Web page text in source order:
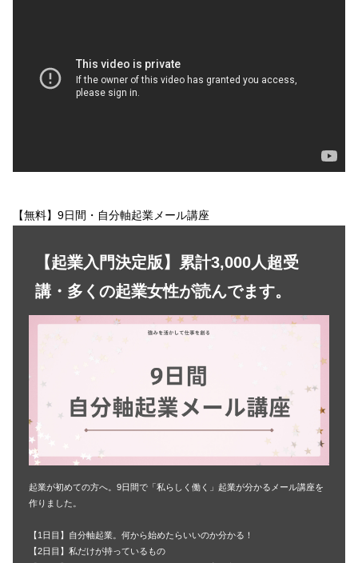
【無料】9日間・自分軸起業メール講座
【起業入門決定版】累計3,000人超受
講・多くの起業女性が読んでます。
起業が初めての方へ。9日間で「私らしく働く」起業が分かるメール講座を
作りました。
【1日目】自分軸起業。何から始めたらいいのか分かる！
【2日目】私だけが持っているもの